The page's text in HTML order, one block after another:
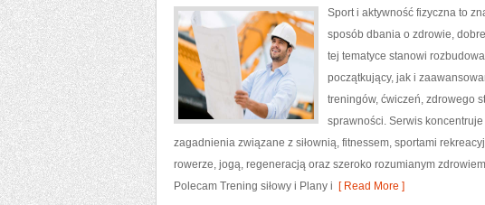
Sport i aktywność fizyczna to
sposób dbania o zdrowie,
tej tematyce stanowi
początkujący, jak i
treningów, ćwiczeń, zdrowego
sprawności. Serwis
zagadnienia związane z siłownią, fitnessem, sportami
rowerze, jogą, regeneracją oraz szeroko rozumianym
Polecam Trening siłowy i Plany i [ Read More ]